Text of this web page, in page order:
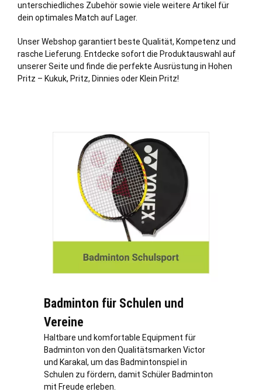
unterschiedliches Zubehör sowie viele weitere Artikel für
dein optimales Match auf Lager.
Unser Webshop garantiert beste Qualität, Kompetenz und
rasche Lieferung. Entdecke sofort die Produktauswahl auf
unserer Seite und finde die perfekte Ausrüstung in Hohen
Pritz – Kukuk, Pritz, Dinnies oder Klein Pritz!
Badminton für Schulen und
Vereine
Haltbare und komfortable Equipment für
Badminton von den Qualitätsmarken Victor
und Karakal, um das Badmintonspiel in
Schulen zu fördern, damit Schüler Badminton
mit Freude erleben.